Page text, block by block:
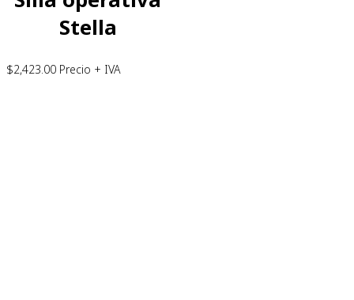
Stella
$2,423.00 Precio + IVA